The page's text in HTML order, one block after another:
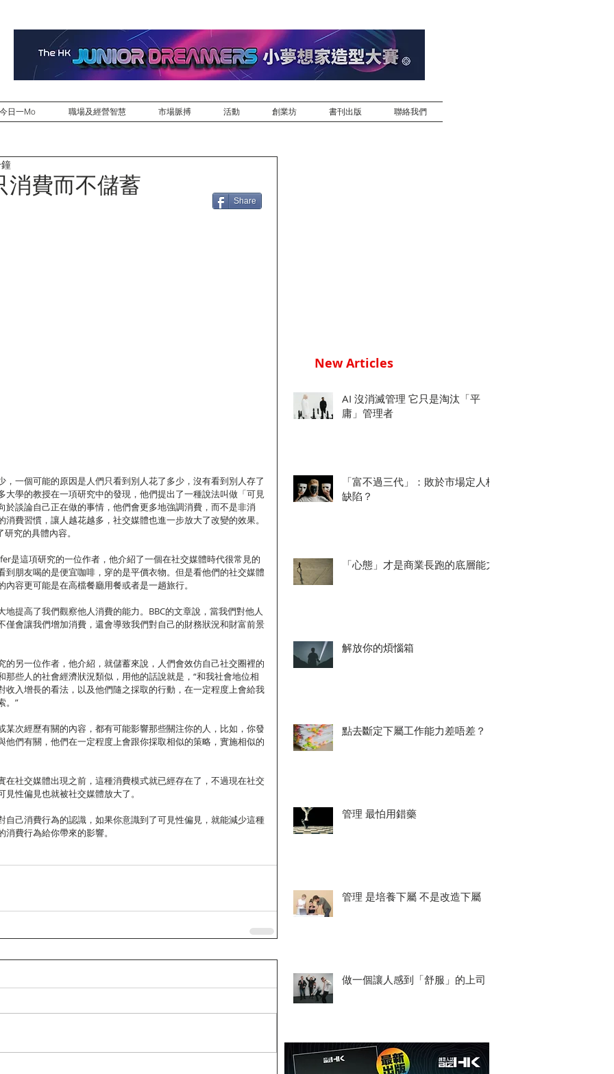
今日一Mo 職場及經營智慧 市場脈搏 活動 創業坊 書刊出版 聯絡我們
消費而不儲蓄
，一個可能的原因是人們只看到別人花了多少，沒有看到別人存了
大學的教授在一項研究中的發現，他們提出了一種說法叫做「可見
於談論自己正在做的事情，他們會更多地強調消費，而不是非消
費習慣，讓人越花越多，社交媒體也進一步放大了改變的效果。
究的具體內容。
是這項研究的一位作者，他介紹了一個在社交媒體時代很常見的
到朋友喝的是便宜咖啡，穿的是平價衣物。但是看他們的社交媒體
容更可能是在高檔餐廳用餐或者是一趟旅行。
地提高了我們觀察他人消費的能力。BBC的文章說，當我們對他人
僅會讓我們增加消費，還會導致我們對自己的財務狀況和財富前景
的另一位作者，他介紹，就儲蓄來說，人們會效仿自己社交圈裡的
那些人的社會經濟狀況類似，用他的話說就是，“和我社會地位相
收入增長的看法，以及他們隨之採取的行動，在一定程度上會給我
。”
某次經歷有關的內容，都有可能影響那些關注你的人，比如，你發
他們有關，他們在一定程度上會跟你採取相似的策略，實施相似的
在社交媒體出現之前，這種消費模式就已經存在了，不過現在社交
性偏見也就被社交媒體放大了。
自己消費行為的認識，如果你意識到了可見性偏見，就能減少這種
費行為給你帶來的影響。
Share
New Articles
AI 沒消滅管理 它只是淘汰「平
庸」管理者
「富不過三代」：敗於市場定人格
缺陷？
「心態」才是商業長跑的底層能力
解放你的煩惱箱
點去斷定下屬工作能力差唔差？
管理 最怕用錯藥
管理 是培養下屬 不是改造下屬
做一個讓人感到「舒服」的上司